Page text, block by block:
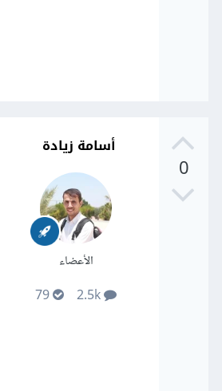
0
أسامة زيادة
الأعضاء